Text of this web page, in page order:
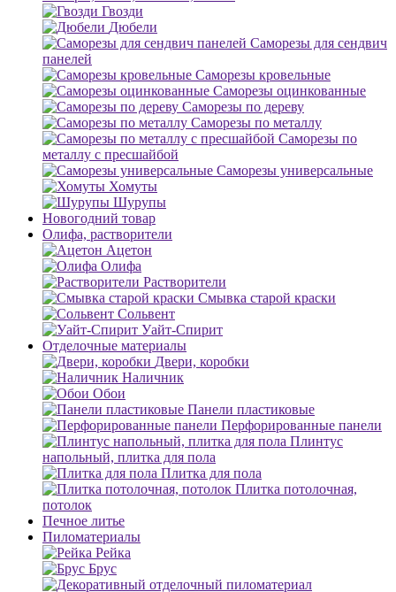
Гвозди
Дюбели
Саморезы для сендвич
панелей
Саморезы кровельные
Саморезы оцинкованные
Саморезы по дереву
Саморезы по металлу
Саморезы по
металлу с пресшайбой
Саморезы универсальные
Хомуты
Шурупы
Новогодний товар
Олифа, растворители
Ацетон
Олифа
Растворители
Смывка старой краски
Сольвент
Уайт-Спирит
Отделочные материалы
Двери, коробки
Наличник
Обои
Панели пластиковые
Перфорированные панели
Плинтус
напольный, плитка для пола
Плитка для пола
Плитка потолочная,
потолок
Печное литье
Пиломатериалы
Рейка
Брус